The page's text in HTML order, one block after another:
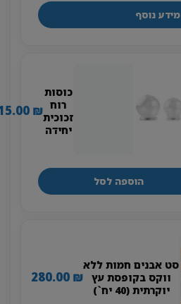
מידע נוסף
כוסות
רוח
זכוכית
יחידה
15.00₪
הוספה לסל
סט אבנים חמות ללא
ווקס בקופסת עץ
יוקרתית (40 יח`)
280.00₪